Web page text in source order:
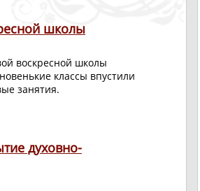
школы
воскресной школы
классы впустили
занятия.
духовно-